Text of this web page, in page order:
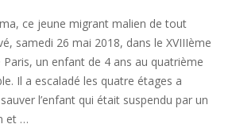
ce jeune migrant malien de tout
samedi 26 mai 2018, dans le XVIIIème
un enfant de 4 ans au quatrième
Il a escaladé les quatre étages a
l’enfant qui était suspendu par un
et …